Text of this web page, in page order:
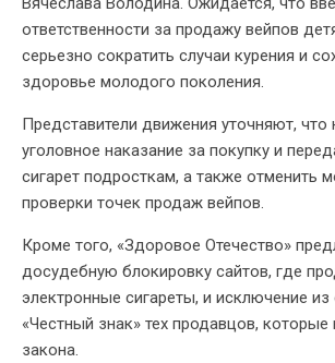
ответственности за продажу вейпов
серьезно сократить случаи курения и
здоровье молодого поколения.
Представители движения уточняют, что
уголовное наказание за покупку и
сигарет подросткам, а также отменить
проверки точек продаж вейпов.
Кроме того, «Здоровое Отечество»
досудебную блокировку сайтов, где
электронные сигареты, и исключение из
«Честный знак» тех продавцов,
закона.